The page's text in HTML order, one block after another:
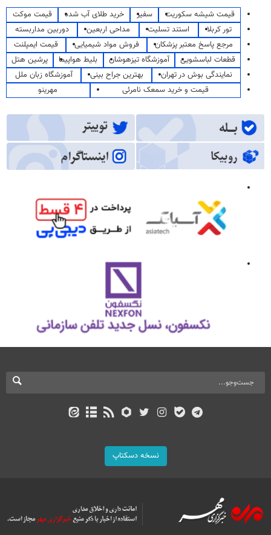
قیمت شیشه سکوریت سفیر خرید طلای آب شده
قیمت موکت
تور کربلا
استند تسلیت مداحی اربعین
دوربین مداربسته
مرجع پاسخ معتبر پزشکان
فروش مواد شیمیایی
قیمت ایمپلنت
قطعات لباسشویی
آموزشگاه تیزهوشان بلیط هواپیما
پرشین هتل
نمایندگی بوش در تهران
بهترین جراح بینی
آموزشگاه زبان ملل
قیمت و خرید سمعک نامرئی
مهرینو
نسخه دسکتاپ